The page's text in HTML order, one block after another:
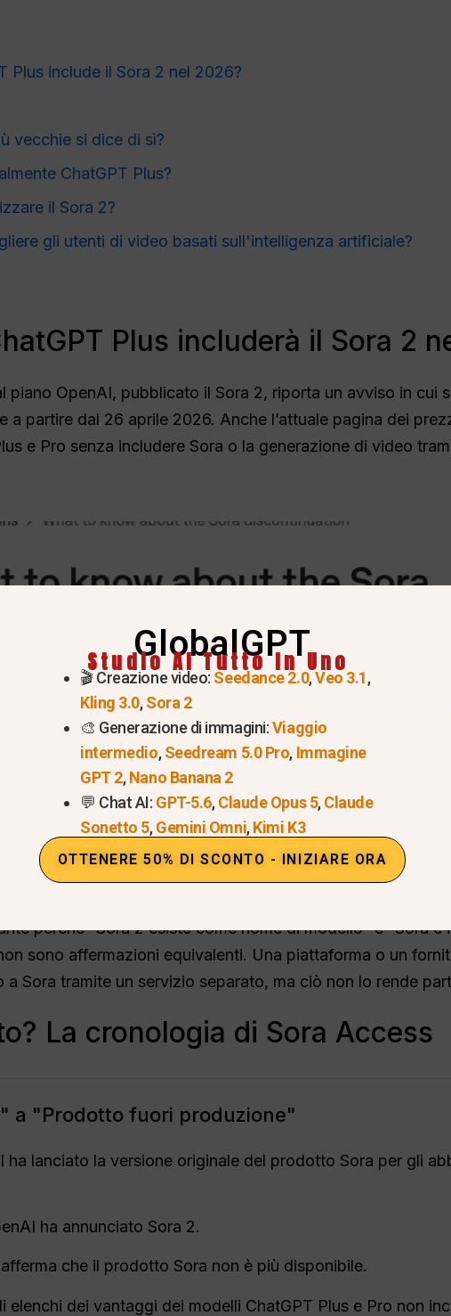
Plus include il Sora 2 nel 2026?
vecchie si dice di sì?
ChatGPT Plus?
il Sora 2?
gli utenti di video basati sull'intelligenza artificiale?
Plus includerà il Sora 2
piano OpenAI, pubblicato il Sora 2, riporta un avviso in cui
a partire dal 26 aprile 2026. Anche l’attuale pagina dei
e Pro senza includere Sora o la generazione di video
perché “Sora 2 esiste come nome di modello” e “Sora è
sono affermazioni equivalenti. Una piattaforma o un
Sora tramite un servizio separato, ma ciò non lo rende
La cronologia di Sora Access
a "Prodotto fuori produzione"
ha lanciato la versione originale del prodotto Sora per gli
ha annunciato Sora 2.
che il prodotto Sora non è più disponibile.
elenchi dei vantaggi dei modelli ChatGPT Plus e Pro non
GlobalGPT
Studio AI Tutto In Uno
🎬 Creazione video: Seedance 2.0,Veo 3.1,
Kling 3.0,Sora 2
🎨 Generazione di immagini:Viaggio
intermedio,Seedream 5.0 Pro, Immagine
GPT 2,Nano Banana 2
💬 Chat AI: GPT-5.6,Claude Opus 5,Claude
Sonetto 5,Gemini Omni,Kimi K3
OTTENERE 50% DI SCONTO - INIZIARE ORA